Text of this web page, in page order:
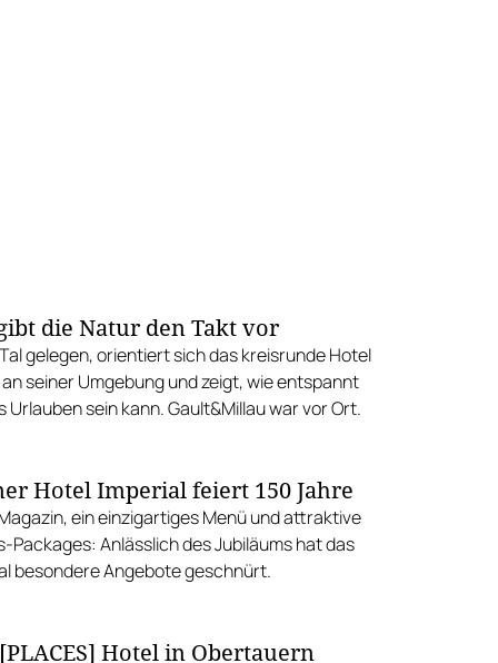
die Natur den Takt vor
gelegen, orientiert sich das kreisrunde Hotel
seiner Umgebung und zeigt, wie entspannt
Urlauben sein kann. Gault&Millau war vor Ort.
Hotel Imperial feiert 150 Jahre
ein einzigartiges Menü und attraktive
Packages: Anlässlich des Jubiläums hat das
besondere Angebote geschnürt.
Hotel in Obertauern